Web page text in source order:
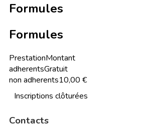
Formules
Formules
PrestationMontant
adherentsGratuit
non adherents10,00 €
Inscriptions clôturées
Contacts